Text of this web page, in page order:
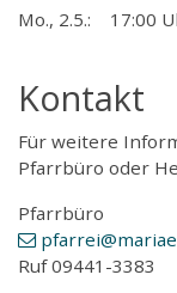
Mo., 2.5.:
Kontakt
Für weitere
Pfarrbüro oder
Pfarrbüro
pfarrei
Ruf 09441-3383